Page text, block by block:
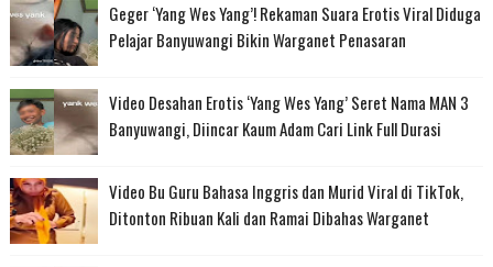
Geger ‘Yang Wes Yang’! Rekaman Suara Erotis Viral Diduga
Pelajar Banyuwangi Bikin Warganet Penasaran
Video Desahan Erotis ‘Yang Wes Yang’ Seret Nama MAN 3
Banyuwangi, Diincar Kaum Adam Cari Link Full Durasi
Video Bu Guru Bahasa Inggris dan Murid Viral di TikTok,
Ditonton Ribuan Kali dan Ramai Dibahas Warganet